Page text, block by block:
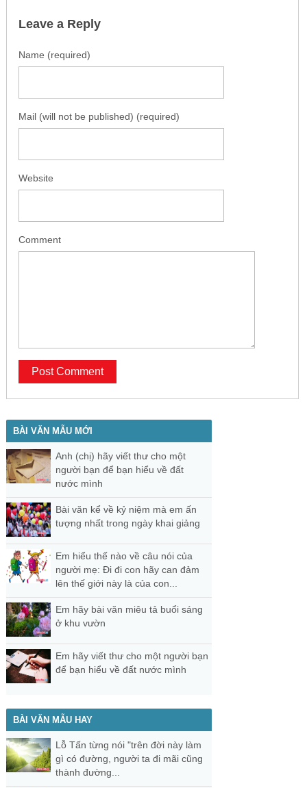
Leave a Reply
Name (required)
Mail (will not be published) (required)
Website
Comment
BÀI VĂN MẪU MỚI
Anh (chị) hãy viết thư cho một
người bạn để bạn hiểu về đất
nước mình
Bài văn kể về kỷ niệm mà em ấn
tượng nhất trong ngày khai giảng
Em hiểu thế nào về câu nói của
người mẹ: Đi đi con hãy can đảm
lên thế giới này là của con...
Em hãy bài văn miêu tả buổi sáng
ở khu vườn
Em hãy viết thư cho một người bạn
để bạn hiểu về đất nước mình
BÀI VĂN MẪU HAY
Lỗ Tấn từng nói "trên đời này làm
gì có đường, người ta đi mãi cũng
thành đường...